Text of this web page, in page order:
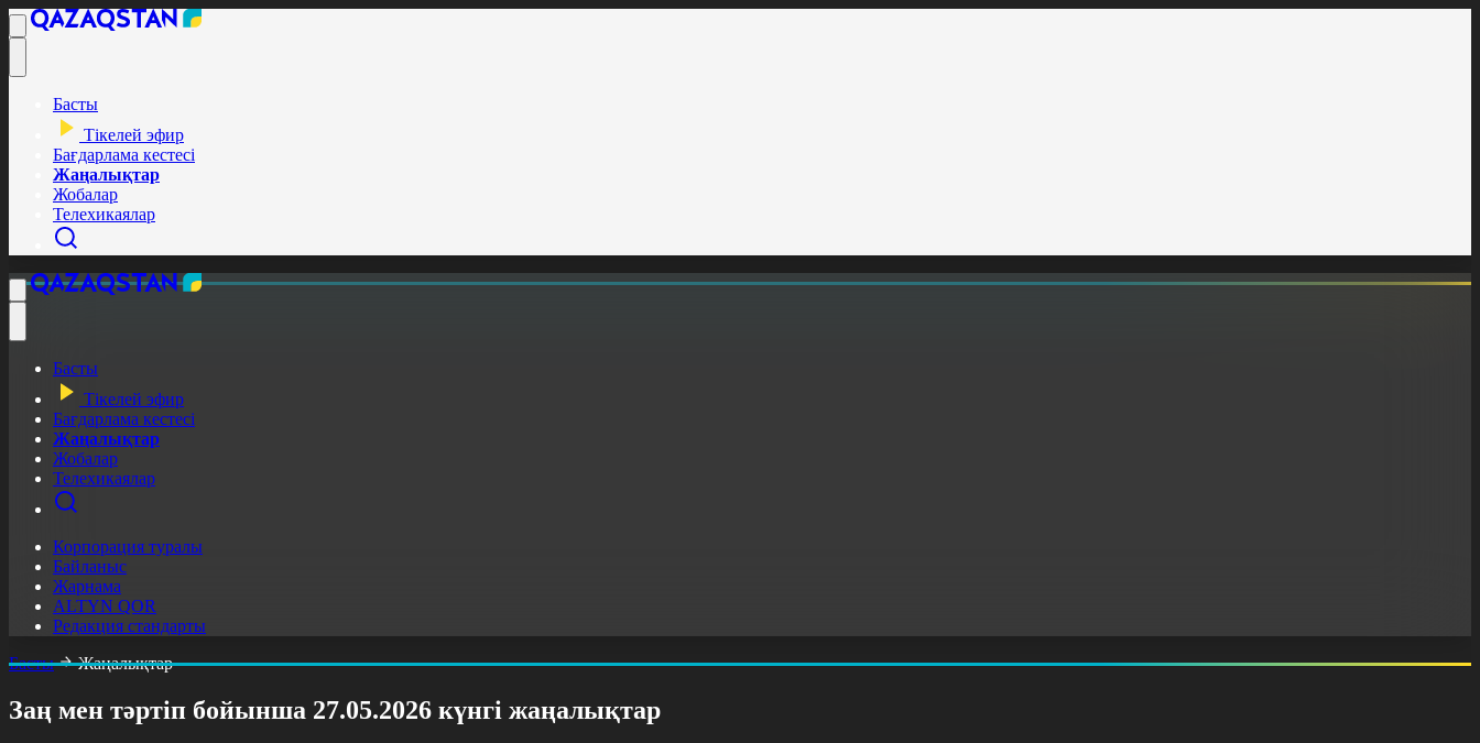
Басты
Тікелей эфир
Бағдарлама кестесі
Жаңалықтар
Жобалар
Телехикаялар
Басты
Тікелей эфир
Бағдарлама кестесі
Жаңалықтар
Жобалар
Телехикаялар
Корпорация туралы
Байланыс
Жарнама
ALTYN QOR
Редакция стандарты
Басты
Жаңалықтар
Заң мен тәртіп бойынша 27.05.2026 күнгі жаңалықтар